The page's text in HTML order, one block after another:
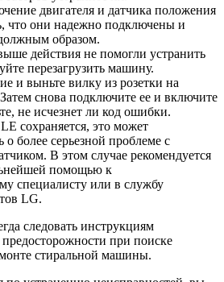
двигателя и датчика положения
что они надежно подключены и
образом.
действия не помогли устранить
перезагрузить машину.
и выньте вилку из розетки на
снова подключите ее и включите
не исчезнет ли код ошибки.
сохраняется, это может
о более серьезной проблеме с
В этом случае рекомендуется
помощью к
специалисту или в службу
LG.
следовать инструкциям
при поиске
стиральной машины.